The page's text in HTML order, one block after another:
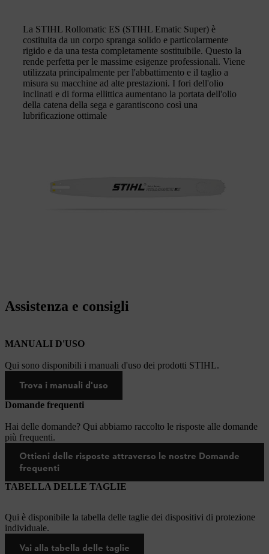
La STIHL Rollomatic ES (STIHL Ematic Super) è
costituita da un corpo spranga solido e particolarmente
rigido e da una testa completamente sostituibile. Questo la
rende perfetta per le massime esigenze professionali. Viene
utilizzata principalmente per l'abbattimento e il taglio a
misura su macchine ad alte prestazioni. I fori dell'olio
inclinati e di forma ellittica aumentano la portata dell'olio
della catena della sega e garantiscono così una
lubrificazione ottimale
Assistenza e consigli
MANUALI D'USO
Qui sono disponibili i manuali d'uso dei prodotti STIHL.
Trova i manuali d'uso
Domande frequenti
Hai delle domande? Qui abbiamo raccolto le risposte alle domande
più frequenti.
Ottieni delle risposte attraverso le nostre Domande
frequenti
TABELLA DELLE TAGLIE
Qui è disponibile la tabella delle taglie dei dispositivi di protezione
individuale.
Vai alla tabella delle taglie